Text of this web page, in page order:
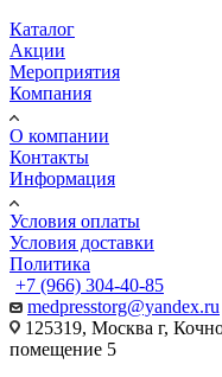
Каталог
Акции
Мероприятия
Компания
О компании
Контакты
Информация
Условия оплаты
Условия доставки
Политика
+7 (966) 304-40-85
medpresstorg@yandex.ru
125319, Москва г,
помещение 5